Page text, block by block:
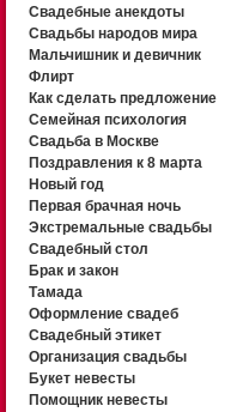
Свадебные анекдоты
Свадьбы народов мира
Мальчишник и девичник
Флирт
Как сделать предложение
Семейная психология
Свадьба в Москве
Поздравления к 8 марта
Новый год
Первая брачная ночь
Экстремальные свадьбы
Свадебный стол
Брак и закон
Тамада
Оформление свадеб
Свадебный этикет
Организация свадьбы
Букет невесты
Помощник невесты